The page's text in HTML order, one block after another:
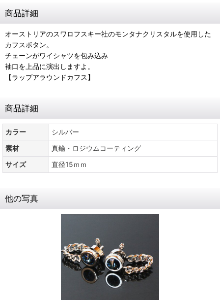
商品詳細
オーストリアのスワロフスキー社のモンタナクリスタルを使用した
カフスボタン。
チェーンがワイシャツを包み込み
袖口を上品に演出しますよ。
【ラップアラウンドカフス】
商品詳細
カラー
シルバー
素材
真鍮・ロジウムコーティング
サイズ
直径15ｍｍ
他の写真